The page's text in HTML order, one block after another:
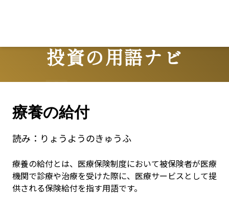
投資の用語ナビ
Terms
療養の給付
読み： りょうようのきゅうふ
療養の給付とは、医療保険制度において被保険者が医療
機関で診療や治療を受けた際に、医療サービスとして提
供される保険給付を指す用語です。